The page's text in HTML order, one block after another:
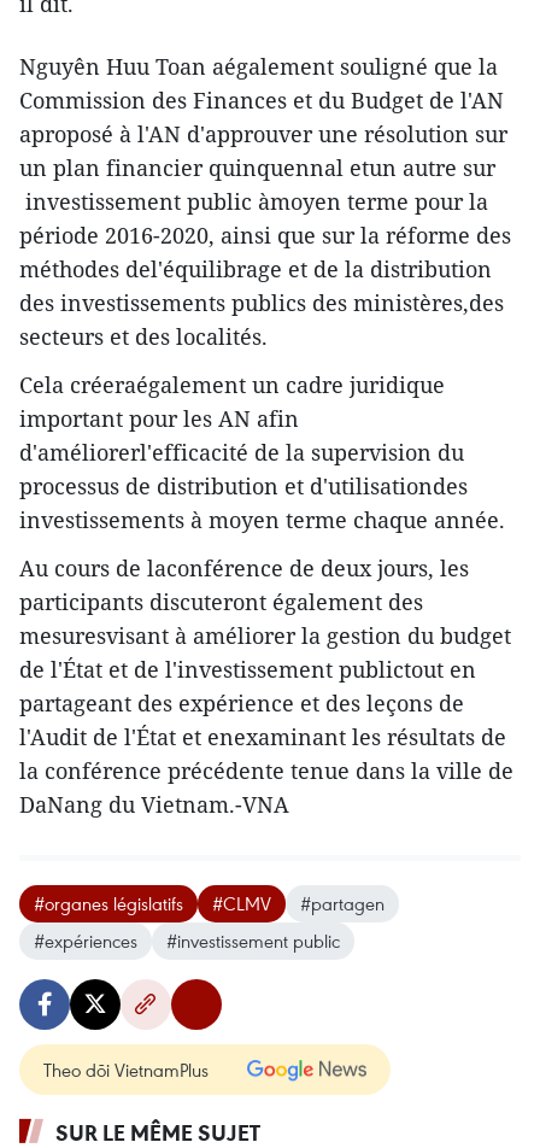
Nguyên Huu Toan aégalement souligné que la
Commission des Finances et du Budget de l'AN
aproposé à l'AN d'approuver une résolution sur
un plan financier quinquennal etun autre sur
investissement public àmoyen terme pour la
période 2016-2020, ainsi que sur la réforme des
méthodes del'équilibrage et de la distribution
des investissements publics des ministères,des
secteurs et des localités.
Cela créeraégalement un cadre juridique
important pour les AN afin
d'améliorerl'efficacité de la supervision du
processus de distribution et d'utilisationdes
investissements à moyen terme chaque année.
Au cours de laconférence de deux jours, les
participants discuteront également des
mesuresvisant à améliorer la gestion du budget
de l'État et de l'investissement publictout en
partageant des expérience et des leçons de
l'Audit de l'État et enexaminant les résultats de
la conférence précédente tenue dans la ville de
DaNang du Vietnam.-VNA
#organes législatifs #CLMV
#partagen
#expériences
#investissement public
Theo dõi VietnamPlus
SUR LE MÊME SUJET